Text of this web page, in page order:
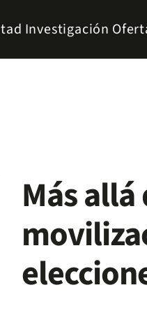
Investigación
Más